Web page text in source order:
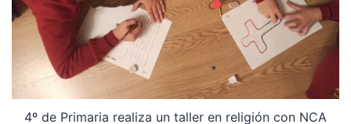
4º de Primaria realiza un taller en religión con NCA